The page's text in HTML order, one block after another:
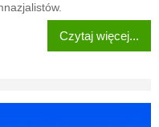
Czytaj więcej...